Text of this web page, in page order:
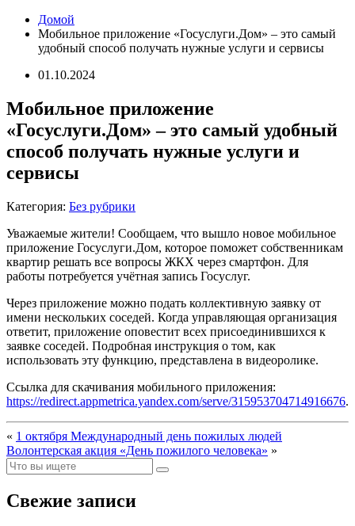
Домой
Мобильное приложение «Госуслуги.Дом» – это самый
удобный способ получать нужные услуги и сервисы
01.10.2024
Мобильное приложение
«Госуслуги.Дом» – это самый удобный
способ получать нужные услуги и
сервисы
Категория: Без рубрики
Уважаемые жители! Сообщаем, что вышло новое мобильное
приложение Госуслуги.Дом, которое поможет собственникам
квартир решать все вопросы ЖКХ через смартфон. Для
работы потребуется учётная запись Госуслуг.
Через приложение можно подать коллективную заявку от
имени нескольких соседей. Когда управляющая организация
ответит, приложение оповестит всех присоединившихся к
заявке соседей. Подробная инструкция о том, как
использовать эту функцию, представлена в видеоролике.
Ссылка для скачивания мобильного приложения:
https://redirect.appmetrica.yandex.com/serve/315953704714916676.
« 1 октября Международный день пожилых людей
Волонтерская акция «День пожилого человека» »
Свежие записи